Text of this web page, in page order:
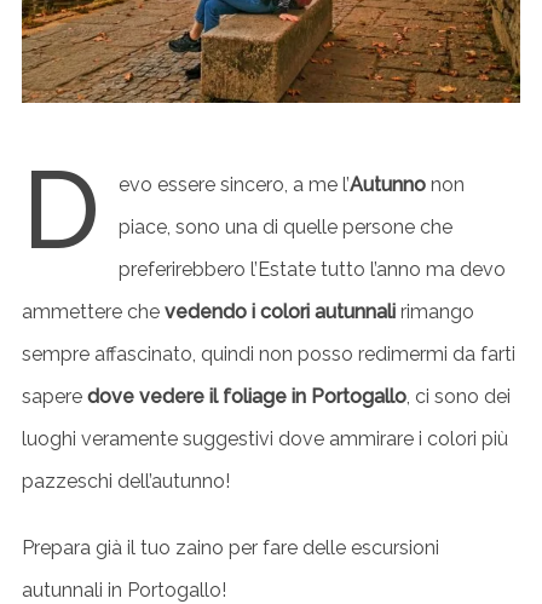
D evo essere sincero, a me l’Autunno non
piace, sono una di quelle persone che
preferirebbero l’Estate tutto l’anno ma devo
ammettere che vedendo i colori autunnalirimango
sempre affascinato, quindi non posso redimermi da farti
sapere dove vedere il foliage in Portogallo, ci sono dei
luoghi veramente suggestivi dove ammirare i colori più
pazzeschi dell’autunno!
Prepara già il tuo zaino per fare delle escursioni
autunnali in Portogallo!